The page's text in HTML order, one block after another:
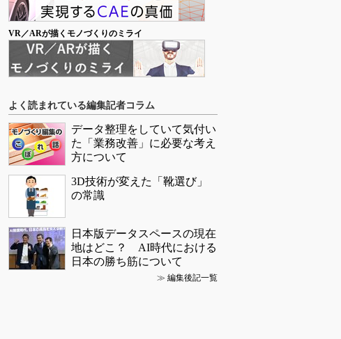
VR／ARが描くモノづくりのミライ
よく読まれている編集記者コラム
データ整理をしていて気付い
た「業務改善」に必要な考え
方について
3D技術が変えた「靴選び」
の常識
日本版データスペースの現在
地はどこ？ AI時代における
日本の勝ち筋について
≫ 編集後記一覧